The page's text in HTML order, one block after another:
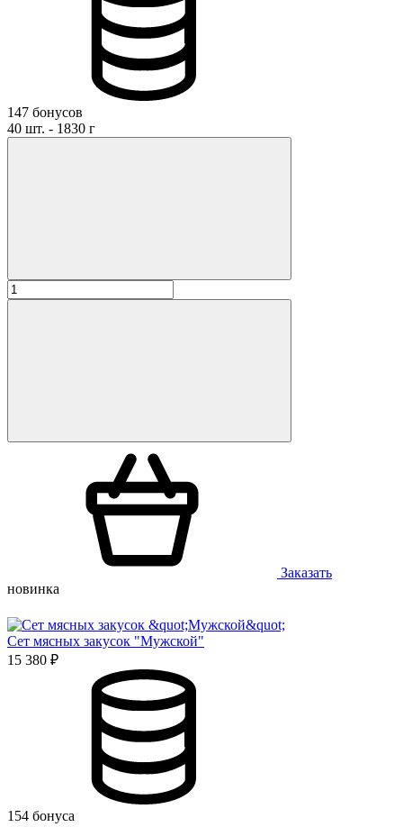
147 бонусов
40 шт. - 1830 г
Заказать
новинка
Сет мясных закусок "Мужской"
15 380 ₽
154 бонуса